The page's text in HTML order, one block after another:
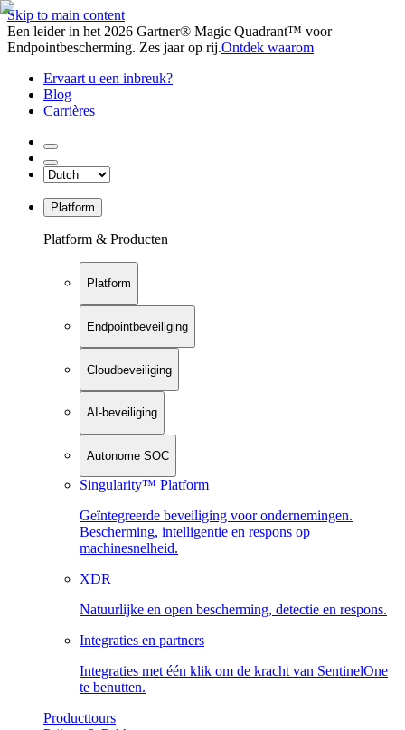
Skip to main content
Een leider in het 2026 Gartner® Magic Quadrant™ voor
Endpointbescherming. Zes jaar op rij.Ontdek waarom
Ervaart u een inbreuk?
Blog
Carrières
Platform
Platform & Producten
Platform
Endpointbeveiliging
Cloudbeveiliging
AI-beveiliging
Autonome SOC
Singularity™ Platform
Geïntegreerde beveiliging voor ondernemingen.
Bescherming, intelligentie en respons op
machinesnelheid.
XDR
Natuurlijke en open bescherming, detectie en respons.
Integraties en partners
Integraties met één klik om de kracht van SentinelOne
te benutten.
Producttours